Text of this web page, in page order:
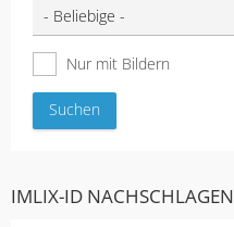
Nur mit Bildern
IMLIX-ID NACHSCHLAGEN